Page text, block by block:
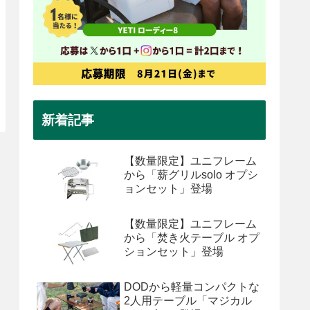
新着記事
【数量限定】ユニフレーム
から「薪グリルsolo オプシ
ョンセット」登場
【数量限定】ユニフレーム
から「焚き火テーブル オプ
ションセット」登場
DODから軽量コンパクトな
2人用テーブル「マジカル